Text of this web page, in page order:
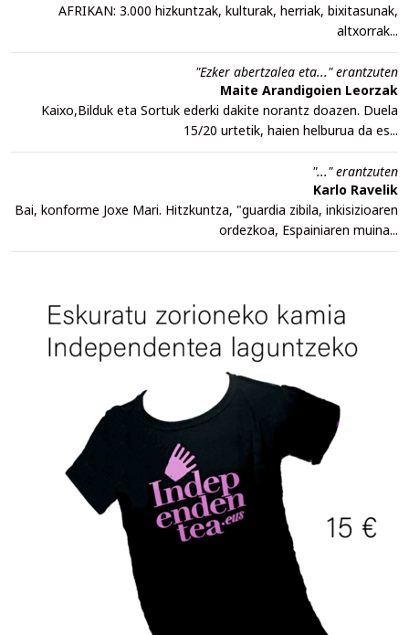
AFRIKAN: 3.000 hizkuntzak, kulturak, herriak, bixitasunak,
altxorrak...
"Ezker abertzalea eta..." erantzuten
Maite Arandigoien Leorzak
Kaixo,Bilduk eta Sortuk ederki dakite norantz doazen. Duela
15/20 urtetik, haien helburua da es...
"..." erantzuten
Karlo Ravelik
Bai, konforme Joxe Mari. Hitzkuntza, "guardia zibila, inkisizioaren
ordezkoa, Espainiaren muina...